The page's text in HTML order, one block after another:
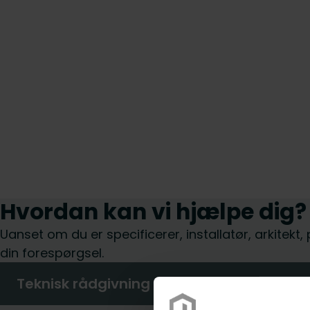
Hvordan kan vi hjælpe dig?
Uanset om du er specificerer, installatør,
din forespørgsel.
Teknisk rådgivning